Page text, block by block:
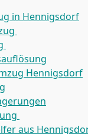
in Hennigsdorf
Hennigsdorf
aus